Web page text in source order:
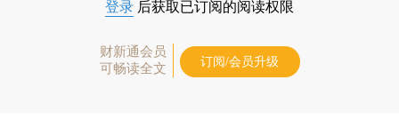
登录 后获取已订阅的阅读权限
财新通会员
可畅读全文
订阅/会员升级